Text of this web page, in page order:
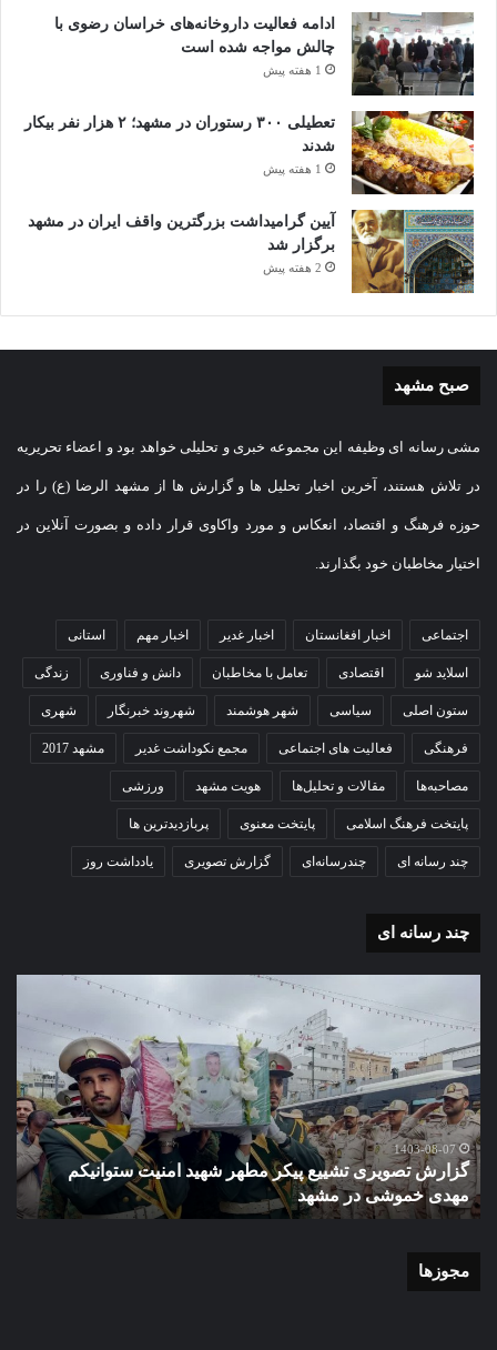
ادامه فعالیت داروخانه‌های خراسان رضوی با
چالش مواجه شده است
1 هفته پیش
تعطیلی ۳۰۰ رستوران در مشهد؛ ۲ هزار نفر بیکار
شدند
1 هفته پیش
آیین گرامیداشت بزرگترین واقف ایران در مشهد
برگزار شد
2 هفته پیش
صبح مشهد
مشی رسانه ای وظیفه این مجموعه خبری و تحلیلی خواهد بود و اعضاء تحریریه
در تلاش هستند، آخرین اخبار تحلیل ها و گزارش ها از مشهد الرضا (ع) را در
حوزه فرهنگ و اقتصاد، انعکاس و مورد واکاوی قرار داده و بصورت آنلاین در
اختیار مخاطبان خود بگذارند.
اجتماعی اخبار افغانستان اخبار غدیر اخبار مهم استانی
اسلاید شو اقتصادی تعامل با مخاطبان دانش و فناوری زندگی
ستون اصلی سیاسی شهر هوشمند شهروند خبرنگار شهری
فرهنگی فعالیت های اجتماعی مجمع نکوداشت غدیر مشهد 2017
مصاحبه‌ها مقالات و تحلیل‌ها هویت مشهد ورزشی
پایتخت فرهنگ اسلامی پایتخت معنوی پربازدیدترین ها
چند رسانه ای چندرسانه‌ای گزارش تصویری یادداشت روز
چند رسانه ای
تشییع
پیکر
مطهر
شهید
امنیت
ستوانیکم
مهدی
خموشی
در
1403-08-07
گزارش تصویری تشییع پیکر مطهر شهید امنیت ستوانیکم
مهدی خموشی در مشهد
با
مجوزها